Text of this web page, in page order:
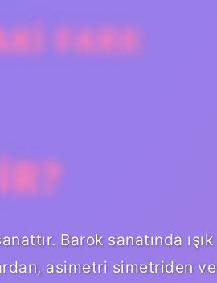
FARK
Barok sanatında ışık
asimetri simetriden ve